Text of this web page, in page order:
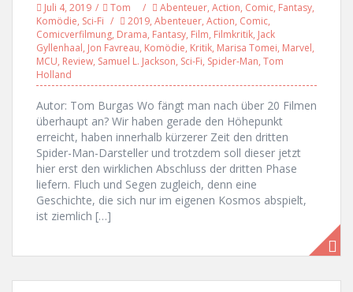
Juli 4, 2019 Tom Abenteuer, Action, Comic, Fantasy,
Komödie, Sci-Fi 2019, Abenteuer, Action, Comic,
Comicverfilmung, Drama, Fantasy, Film, Filmkritik, Jack
Gyllenhaal, Jon Favreau, Komödie, Kritik, Marisa Tomei, Marvel,
MCU, Review, Samuel L. Jackson, Sci-Fi, Spider-Man, Tom
Holland
Autor: Tom Burgas Wo fängt man nach über 20 Filmen
überhaupt an? Wir haben gerade den Höhepunkt
erreicht, haben innerhalb kürzerer Zeit den dritten
Spider-Man-Darsteller und trotzdem soll dieser jetzt
hier erst den wirklichen Abschluss der dritten Phase
liefern. Fluch und Segen zugleich, denn eine
Geschichte, die sich nur im eigenen Kosmos abspielt,
ist ziemlich […]